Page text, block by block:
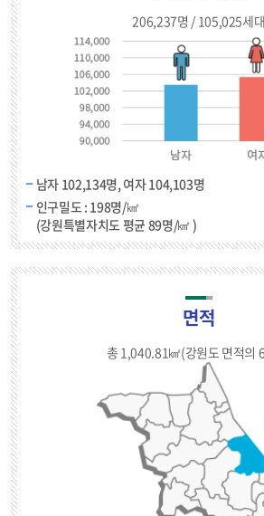
206,237명 / 105,025세대
남자 102,134명, 여자 104,103명
인구밀도 : 198명/㎢
(강원특별자치도 평균 89명/㎢ )
면적
총 1,040.81㎢(강원도 면적의